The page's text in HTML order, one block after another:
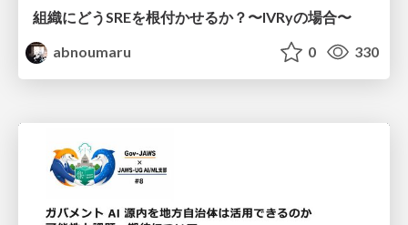
組織にどうSREを根付かせるか？〜IVRyの場合〜
abnoumaru
0 330